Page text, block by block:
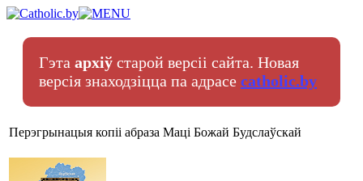
Гэта архіў старой версіі сайта. Новая
версія знаходзіцца па адрасе catholic.by
Перэгрынацыя копіі абраза Маці Божай Будслаўскай